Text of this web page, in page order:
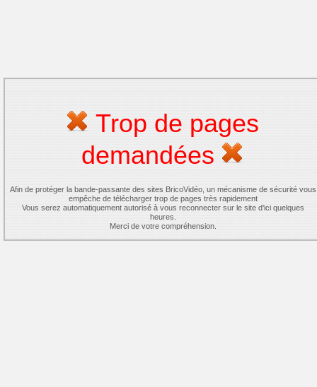
Trop de pages
demandées
Afin de protéger la bande-passante des sites BricoVidéo, un mécanisme de sécurité vous
empêche de télécharger trop de pages très rapidement
Vous serez automatiquement autorisé à vous reconnecter sur le site d'ici quelques
heures.
Merci de votre compréhension.